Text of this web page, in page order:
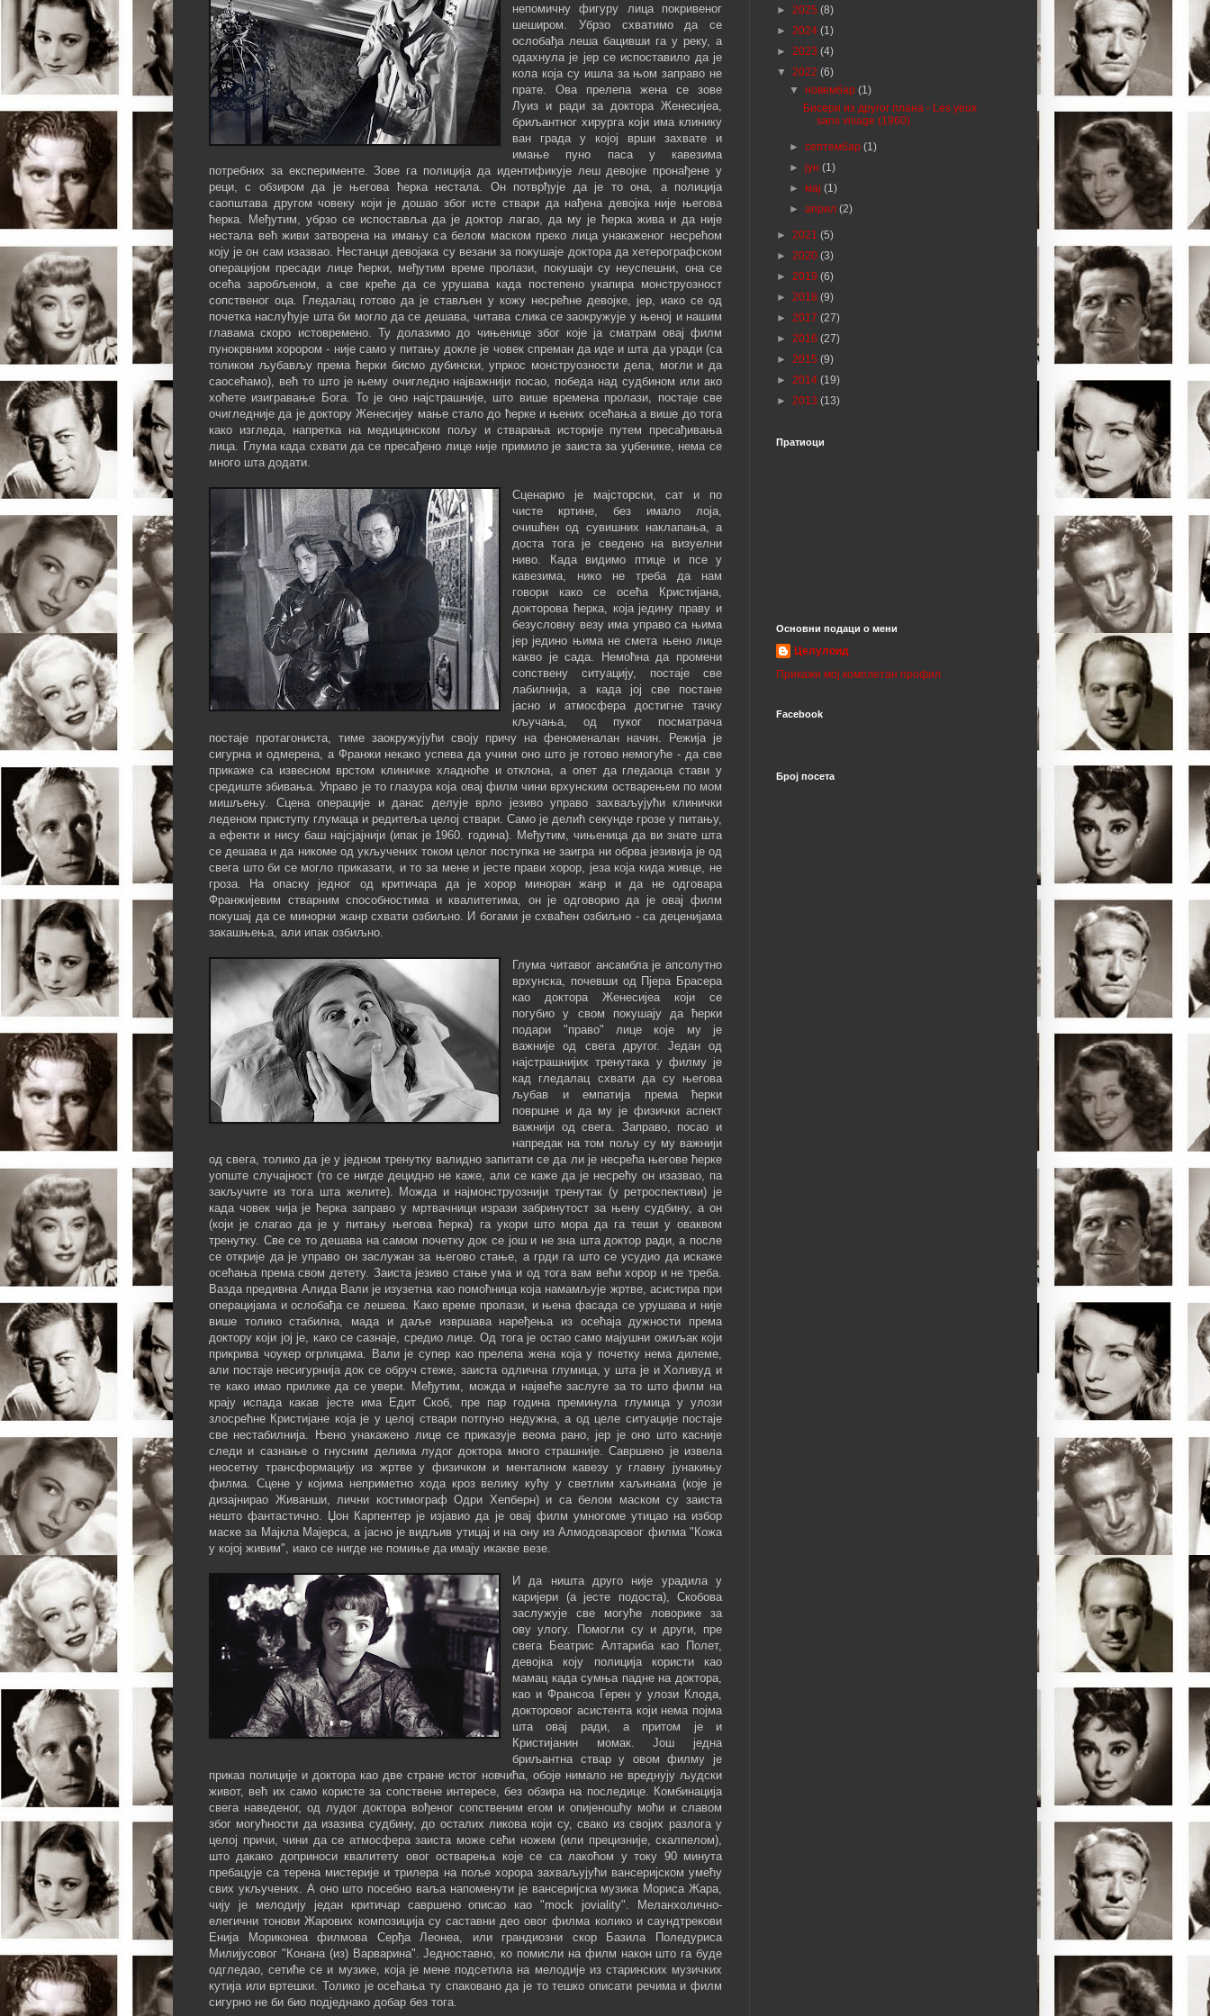
непомичну фигуру лица покривеног
шеширом. Убрзо схватимо да се
ослобађа леша бацивши га у реку, а
одахнула је јер се испоставило да је
кола која су ишла за њом заправо не
прате. Ова прелепа жена се зове
Луиз и ради за доктора Женесијеа,
бриљантног хирурга који има клинику
ван града у којој врши захвате и
имање пуно паса у кавезима
потребних за експерименте. Зове га полиција да идентификује леш девојке пронађене у
реци, с обзиром да је његова ћерка нестала. Он потврђује да је то она, а полиција
саопштава другом човеку који је дошао због исте ствари да нађена девојка није његова
ћерка. Међутим, убрзо се испоставља да је доктор лагао, да му је ћерка жива и да није
нестала већ живи затворена на имању са белом маском преко лица унакаженог несрећом
коју је он сам изазвао. Нестанци девојака су везани за покушаје доктора да хетерографском
операцијом пресади лице ћерки, међутим време пролази, покушаји су неуспешни, она се
осећа заробљеном, а све креће да се урушава када постепено укапира монструозност
сопственог оца. Гледалац готово да је стављен у кожу несрећне девојке, јер, иако се од
почетка наслућује шта би могло да се дешава, читава слика се заокружује у њеној и нашим
главама скоро истовремено. Ту долазимо до чињенице због које ја сматрам овај филм
пунокрвним хорором - није само у питању докле је човек спреман да иде и шта да уради (са
толиком љубављу према ћерки бисмо дубински, упркос монструозности дела, могли и да
саосећамо), већ то што је њему очигледно најважнији посао, победа над судбином или ако
хоћете изигравање Бога. То је оно најстрашније, што више времена пролази, постаје све
очигледније да је доктору Женесијеу мање стало до ћерке и њених осећања а више до тога
како изгледа, напретка на медицинском пољу и стварања историје путем пресађивања
лица. Глума када схвати да се пресађено лице није примило је заиста за уџбенике, нема се
много шта додати.
Сценарио је мајсторски, сат и по
чисте кртине, без имало лоја,
очишћен од сувишних наклапања, а
доста тога је сведено на визуелни
ниво. Када видимо птице и псе у
кавезима, нико не треба да нам
говори како се осећа Кристијана,
докторова ћерка, која једину праву и
безусловну везу има управо са њима
јер једино њима не смета њено лице
какво је сада. Немоћна да промени
сопствену ситуацију, постаје све
лабилнија, а када јој све постане
јасно и атмосфера достигне тачку
кључања, од пуког посматрача
постаје протагониста, тиме заокружујући своју причу на феноменалан начин. Режија је
сигурна и одмерена, а Франжи некако успева да учини оно што је готово немогуће - да све
прикаже са извесном врстом клиничке хладноће и отклона, а опет да гледаоца стави у
средиште збивања. Управо је то глазура која овај филм чини врхунским остварењем по мом
мишљењу. Сцена операције и данас делује врло језиво управо захваљујући клинички
леденом приступу глумаца и редитеља целој ствари. Само је делић секунде грозе у питању,
а ефекти и нису баш најсјајнији (ипак је 1960. година). Међутим, чињеница да ви знате шта
се дешава и да никоме од укључених током целог поступка не заигра ни обрва језивија је од
свега што би се могло приказати, и то за мене и јесте прави хорор, језа која кида живце, не
гроза. На опаску једног од критичара да је хорор миноран жанр и да не одговара
Франжијевим стварним способностима и квалитетима, он је одговорио да је овај филм
покушај да се минорни жанр схвати озбиљно. И богами је схваћен озбиљно - са деценијама
закашњења, али ипак озбиљно.
Глума читавог ансамбла је апсолутно
врхунска, почевши од Пјера Брасера
као доктора Женесијеа који се
погубио у свом покушају да ћерки
подари "право" лице које му је
важније од свега другог. Један од
најстрашнијих тренутака у филму је
кад гледалац схвати да су његова
љубав и емпатија према ћерки
површне и да му је физички аспект
важнији од свега. Заправо, посао и
напредак на том пољу су му важнији
од свега, толико да је у једном тренутку валидно запитати се да ли је несрећа његове ћерке
уопште случајност (то се нигде децидно не каже, али се каже да је несрећу он изазвао, па
закључите из тога шта желите). Можда и најмонструознији тренутак (у ретроспективи) је
када човек чија је ћерка заправо у мртвачници изрази забринутост за њену судбину, а он
(који је слагао да је у питању његова ћерка) га укори што мора да га теши у оваквом
тренутку. Све се то дешава на самом почетку док се још и не зна шта доктор ради, а после
се открије да је управо он заслужан за његово стање, а грди га што се усудио да искаже
осећања према свом детету. Заиста језиво стање ума и од тога вам већи хорор и не треба.
Вазда предивна Алида Вали је изузетна као помоћница која намамљује жртве, асистира при
операцијама и ослобађа се лешева. Како време пролази, и њена фасада се урушава и није
више толико стабилна, мада и даље извршава наређења из осећаја дужности према
доктору који јој је, како се сазнаје, средио лице. Од тога је остао само мајушни ожиљак који
прикрива чоукер огрлицама. Вали је супер као прелепа жена која у почетку нема дилеме,
али постаје несигурнија док се обруч стеже, заиста одлична глумица, у шта је и Холивуд и
те како имао прилике да се увери. Међутим, можда и највеће заслуге за то што филм на
крају испада какав јесте има Едит Скоб, пре пар година преминула глумица у улози
злосрећне Кристијане која је у целој ствари потпуно недужна, а од целе ситуације постаје
све нестабилнија. Њено унакажено лице се приказује веома рано, јер је оно што касније
следи и сазнање о гнусним делима лудог доктора много страшније. Савршено је извела
неосетну трансформацију из жртве у физичком и менталном кавезу у главну јунакињу
филма. Сцене у којима неприметно хода кроз велику кућу у светлим хаљинама (које је
дизајнирао Живанши, лични костимограф Одри Хепберн) и са белом маском су заиста
нешто фантастично. Џон Карпентер је изјавио да је овај филм умногоме утицао на избор
маске за Мајкла Мајерса, а јасно је видљив утицај и на ону из Алмодоваровог филма "Кожа
у којој живим", иако се нигде не помиње да имају икакве везе.
И да ништа друго није урадила у
каријери (а јесте подоста), Скобова
заслужује све могуће ловорике за
ову улогу. Помогли су и други, пре
свега Беатрис Алтариба као Полет,
девојка коју полиција користи као
мамац када сумња падне на доктора,
као и Франсоа Герен у улози Клода,
докторовог асистента који нема појма
шта овај ради, а притом је и
Кристијанин момак. Још једна
бриљантна ствар у овом филму је
приказ полиције и доктора као две стране истог новчића, обоје нимало не вреднују људски
живот, већ их само користе за сопствене интересе, без обзира на последице. Комбинација
свега наведеног, од лудог доктора вођеног сопственим егом и опијеношћу моћи и славом
због могућности да изазива судбину, до осталих ликова који су, свако из својих разлога у
целој причи, чини да се атмосфера заиста може сећи ножем (или прецизније, скалпелом),
што дакако доприноси квалитету овог остварења које се са лакоћом у току 90 минута
пребацује са терена мистерије и трилера на поље хорора захваљујући вансеријском умећу
свих укључених. А оно што посебно ваља напоменути је вансеријска музика Мориса Жара,
чију је мелодију један критичар савршено описао као "mock joviality". Меланхолично-
елегични тонови Жарових композиција су саставни део овог филма колико и саундтрекови
Енија Мориконеа филмова Серђа Леонеа, или грандиозни скор Базила Поледуриса
Милијусовог "Конана (из) Варварина". Једноставно, ко помисли на филм након што га буде
одгледао, сетиће се и музике, која је мене подсетила на мелодије из старинских музичких
кутија или вртешки. Толико је осећања ту спаковано да је то тешко описати речима и филм
сигурно не би био подједнако добар без тога.
► 2025 (8)
► 2024 (1)
► 2023 (4)
▼ 2022 (6)
▼новембар(1)
Бисери из другог плана - Les yeux
sans visage (1960)
►септембар(1)
►јун(1)
►мај(1)
►април(2)
► 2021 (5)
► 2020 (3)
► 2019 (6)
► 2018 (9)
► 2017 (27)
► 2016 (27)
► 2015 (9)
► 2014 (19)
► 2013 (13)
Пратиоци
Основни подаци о мени
Целулоид
Прикажи мој комплетан профил
Facebook
Број посета